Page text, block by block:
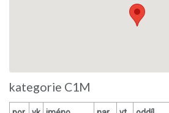
kategorie C1M